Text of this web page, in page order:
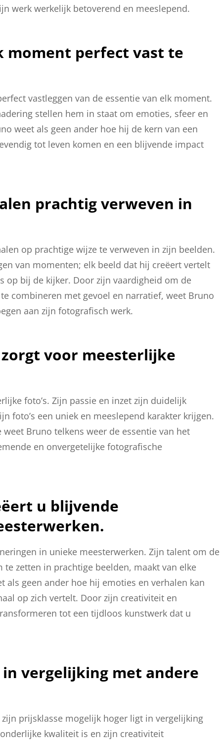
werk werkelijk betoverend en meeslepend.
moment perfect vast te
vastleggen van de essentie van elk moment.
stellen hem in staat om emoties, sfeer en
weet als geen ander hoe hij de kern van een
tot leven komen en een blijvende impact
prachtig verweven in
op prachtige wijze te verweven in zijn beelden.
van momenten; elk beeld dat hij creëert vertelt
op bij de kijker. Door zijn vaardigheid om de
combineren met gevoel en narratief, weet Bruno
aan zijn fotografisch werk.
voor meesterlijke
foto’s. Zijn passie en inzet zijn duidelijk
foto’s een uniek en meeslepend karakter krijgen.
Bruno telkens weer de essentie van het
en onvergetelijke fotografische
u blijvende
in unieke meesterwerken. Zijn talent om de
zetten in prachtige beelden, maakt van elke
geen ander hoe hij emoties en verhalen kan
op zich vertelt. Door zijn creativiteit en
tot een tijdloos kunstwerk dat u
vergelijking met andere
prijsklasse mogelijk hoger ligt in vergelijking
kwaliteit is en zijn creativiteit